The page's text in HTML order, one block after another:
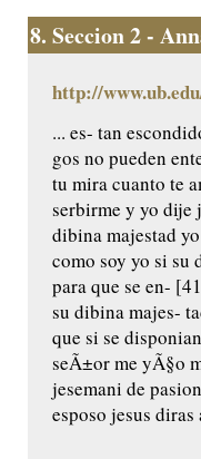
8. Seccion 2 -
http://
... es- tan
gos no pueden
tu mira cuanto te
serbirme y yo dije
dibina majestad
como soy yo si su
para que se en-
su dibina majes-
que si se
seÃ±or me yÃ§o
jesemani de
esposo jesus